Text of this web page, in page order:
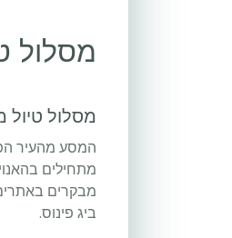
מסלול
מסלול טיול
המסע מהעיר
מתחילים
מבקרים
ביג פינוס.